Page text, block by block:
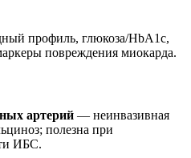
профиль, глюкоза/НbA1c,
повреждения миокарда.
артерий — неинвазивная
полезна при
ИБС.